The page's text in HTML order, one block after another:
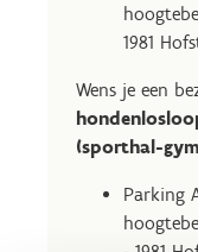
1981
Wens je een
(sporthal-
Parking